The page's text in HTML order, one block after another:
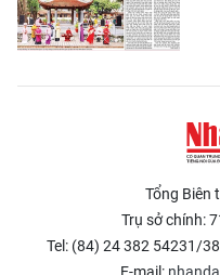
Tổng Biên
Trụ sở chính:
Tel: (84) 24 382 54231/